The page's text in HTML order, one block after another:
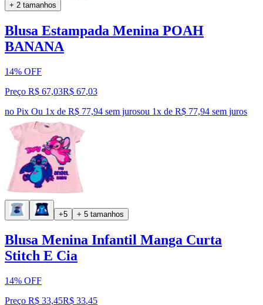
+ 2 tamanhos
Blusa Estampada Menina POAH
BANANA
14% OFF
Preço R$ 67,03R$ 67,03
no Pix Ou 1x de R$ 77,94 sem jurosou 1x de R$ 77,94 sem juros
+5 + 5 tamanhos
Blusa Menina Infantil Manga Curta
Stitch E Cia
14% OFF
Preço R$ 33,45R$ 33,45